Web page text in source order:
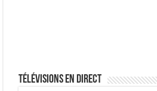
Télévisions en direct